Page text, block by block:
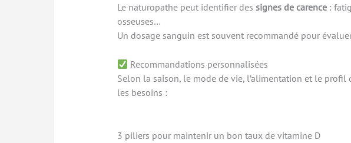
Le naturopathe peut identifier des signes de carence:
osseuses…
Un dosage sanguin est souvent recommandé pour
Recommandations personnalisées
Selon la saison, le mode de vie, l’alimentation et le
les besoins :
3 piliers pour maintenir un bon taux de vitamine D